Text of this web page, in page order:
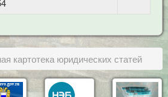
картотека юридических статей